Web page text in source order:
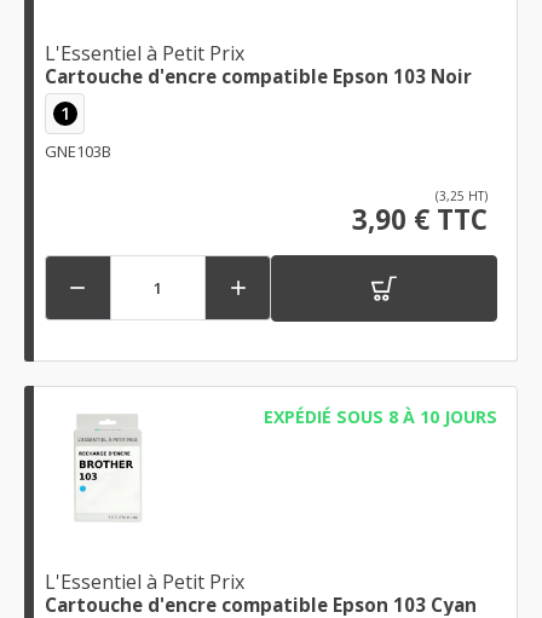
L'Essentiel à Petit Prix
Cartouche d'encre compatible Epson 103 Noir
1
GNE103B
(3,25 HT)
3,90 € TTC
 
EXPÉDIÉ SOUS 8 À 10 JOURS
L'Essentiel à Petit Prix
Cartouche d'encre compatible Epson 103 Cyan